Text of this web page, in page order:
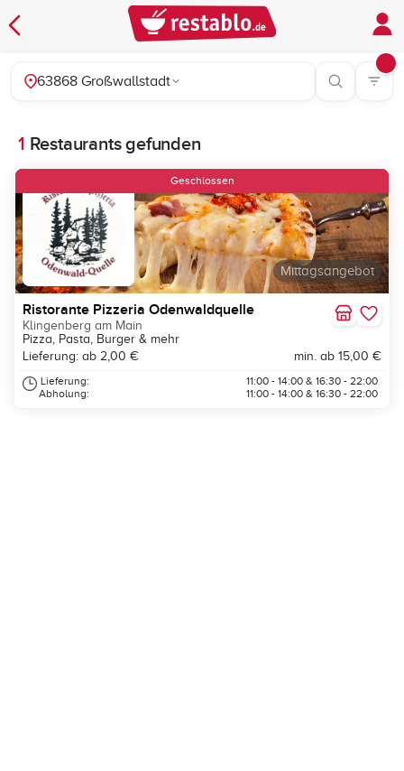
63868 Großwallstadt
1 Restaurants gefunden
Mittagsangebot
Geschlossen
Ristorante Pizzeria Odenwaldquelle
Klingenberg am Main
Pizza, Pasta, Burger & mehr
Lieferung: ab 2,00 €
min. ab 15,00 €
Lieferung:
Abholung:
11:00 - 14:00 & 16:30 - 22:00
11:00 - 14:00 & 16:30 - 22:00